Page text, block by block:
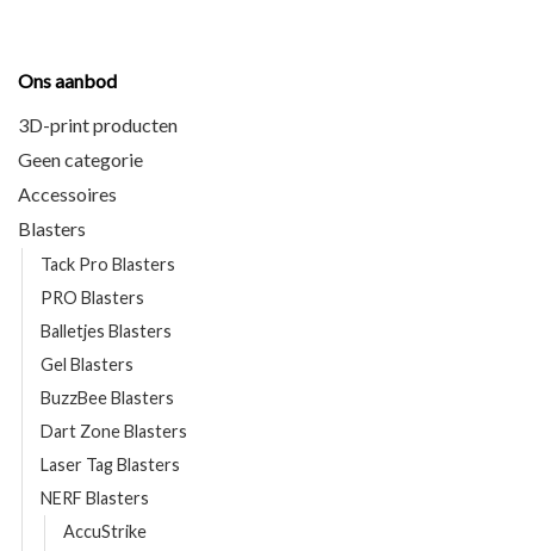
Ons aanbod
3D-print producten
Geen categorie
Accessoires
Blasters
Tack Pro Blasters
PRO Blasters
Balletjes Blasters
Gel Blasters
BuzzBee Blasters
Dart Zone Blasters
Laser Tag Blasters
NERF Blasters
AccuStrike